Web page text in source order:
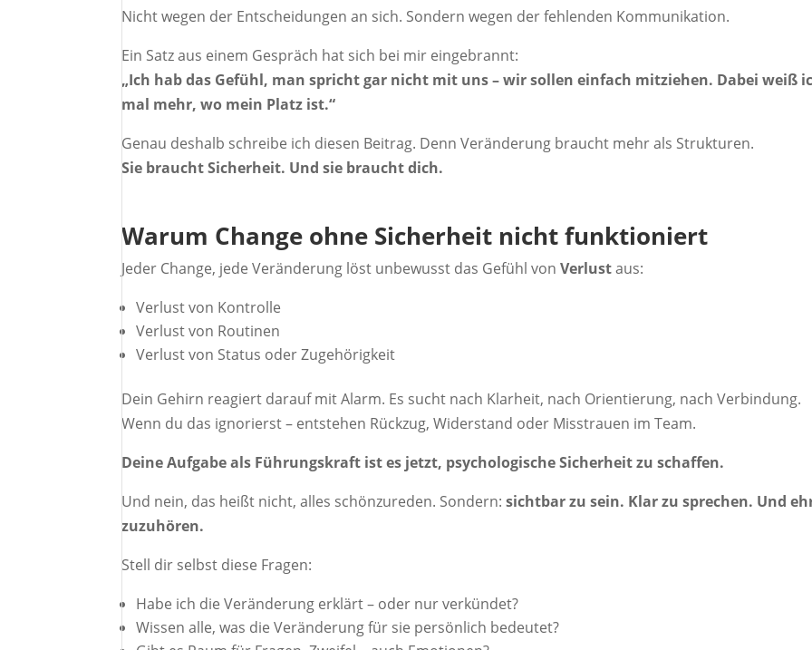
Nicht wegen der Entscheidungen an sich. Sondern wegen der fehlenden Kommunikation.
Ein Satz aus einem Gespräch hat sich bei mir eingebrannt:
„Ich hab das Gefühl, man spricht gar nicht mit uns – wir sollen einfach mitziehen. Dabei weiß
mal mehr, wo mein Platz ist.“
Genau deshalb schreibe ich diesen Beitrag. Denn Veränderung braucht mehr als Strukturen.
Sie braucht Sicherheit. Und sie braucht dich.
Warum Change ohne Sicherheit nicht funktioniert
Jeder Change, jede Veränderung löst unbewusst das Gefühl vonVerlustaus:
Verlust von Kontrolle
Verlust von Routinen
Verlust von Status oder Zugehörigkeit
Dein Gehirn reagiert darauf mit Alarm. Es sucht nach Klarheit, nach Orientierung, nach Verbindung.
Wenn du das ignorierst – entstehen Rückzug, Widerstand oder Misstrauen im Team.
Deine Aufgabe als Führungskraft ist es jetzt, psychologische Sicherheit zu schaffen.
Und nein, das heißt nicht, alles schönzureden. Sondern:sichtbar zu sein. Klar zu sprechen. Und
zuzuhören.
Stell dir selbst diese Fragen:
Habe ich die Veränderung erklärt – oder nur verkündet?
Wissen alle, was die Veränderung für sie persönlich bedeutet?